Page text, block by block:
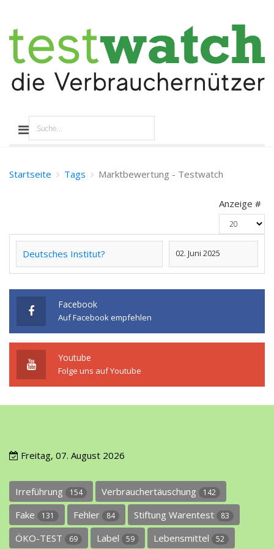
Startseite Tags Marktbewertung - Testwatch
Anzeige #
Deutsches Institut? 02. Juni 2025
Facebook
Auf Facebook empfehlen
Youtube
Folge uns auf Youtube
Freitag, 07. August 2026
Irreführung 154 Verbrauchertäuschung 142
Fake 131 Fehler 84 Stiftung Warentest 83
ÖKO-TEST 69 Label 59 Lebensmittel 52